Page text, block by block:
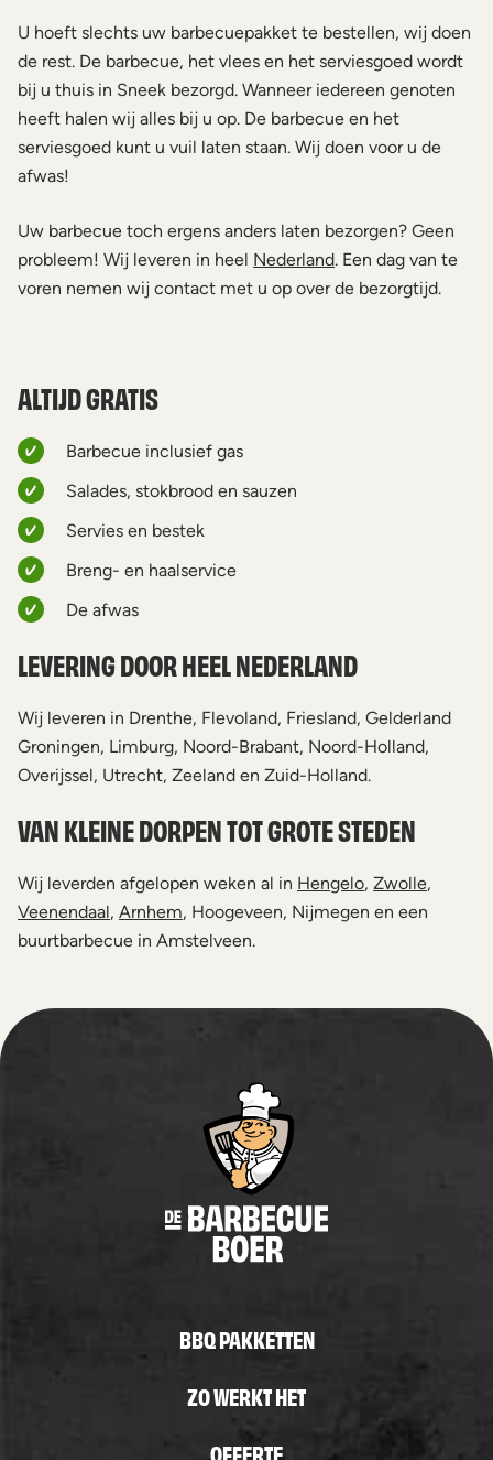
U hoeft slechts uw barbecuepakket te bestellen, wij doen
de rest. De barbecue, het vlees en het serviesgoed wordt
bij u thuis in Sneek bezorgd. Wanneer iedereen genoten
heeft halen wij alles bij u op. De barbecue en het
serviesgoed kunt u vuil laten staan. Wij doen voor u de
afwas!
Uw barbecue toch ergens anders laten bezorgen? Geen
probleem! Wij leveren in heel Nederland. Een dag van te
voren nemen wij contact met u op over de bezorgtijd.
ALTIJD GRATIS
Barbecue inclusief gas
Salades, stokbrood en sauzen
Servies en bestek
Breng- en haalservice
De afwas
LEVERING DOOR HEEL NEDERLAND
Wij leveren in Drenthe, Flevoland, Friesland, Gelderland
Groningen, Limburg, Noord-Brabant, Noord-Holland,
Overijssel, Utrecht, Zeeland en Zuid-Holland.
VAN KLEINE DORPEN TOT GROTE STEDEN
Wij leverden afgelopen weken al in Hengelo, Zwolle,
Veenendaal, Arnhem, Hoogeveen, Nijmegen en een
buurtbarbecue in Amstelveen.
BBQ PAKKETTEN
ZO WERKT HET
OFFERTE